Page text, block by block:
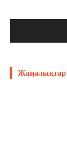
Жаңалықтар